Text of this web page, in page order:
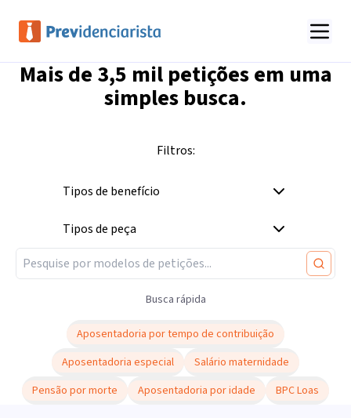
Mais de 3,5 milpetições em uma
simples busca.
Filtros:
Tipos de benefício
Tipos de peça
Busca rápida
Aposentadoria por tempo de contribuição
Aposentadoria especial
Salário maternidade
Pensão por morte
Aposentadoria por idade BPC Loas